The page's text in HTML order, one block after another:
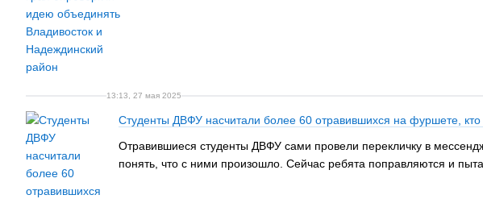
13:13, 27 мая 2025
Студенты ДВФУ насчитали более 60 отравившихся на фуршете,
Отравившиеся студенты ДВФУ сами провели перекличку в
понять, что с ними произошло. Сейчас ребята поправляются и